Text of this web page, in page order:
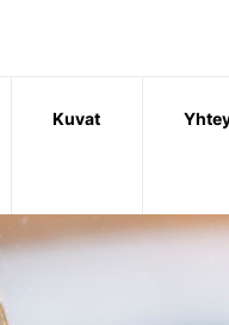
Kuvat